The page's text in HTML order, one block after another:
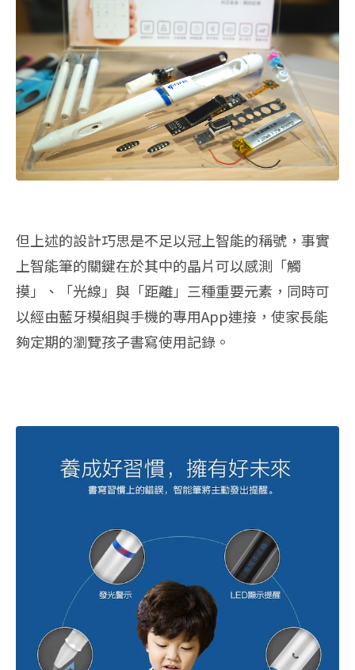
但上述的設計巧思是不足以冠上智能的稱號，事實
上智能筆的關鍵在於其中的晶片可以感測「觸
摸」、「光線」與「距離」三種重要元素，同時可
以經由藍牙模組與手機的專用App連接，使家長能
夠定期的瀏覽孩子書寫使用記錄。